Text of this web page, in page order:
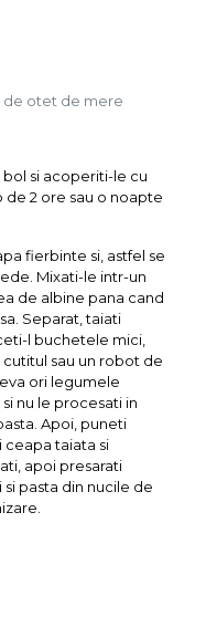
de otet de mere
si acoperiti-le cu
de 2 ore sau o noapte
fierbinte si, astfel se
Mixati-le intr-un
de albine pana cand
Separat, taiati
l buchetele mici,
sau un robot de
ori legumele
nu le procesati in
Apoi, puneti
taiata si
apoi presarati
pasta din nucile de